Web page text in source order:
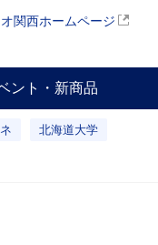
関西ホームページ
ント・新商品
北海道大学